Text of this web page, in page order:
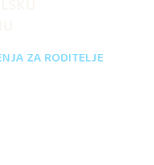
ZA RODITELJE